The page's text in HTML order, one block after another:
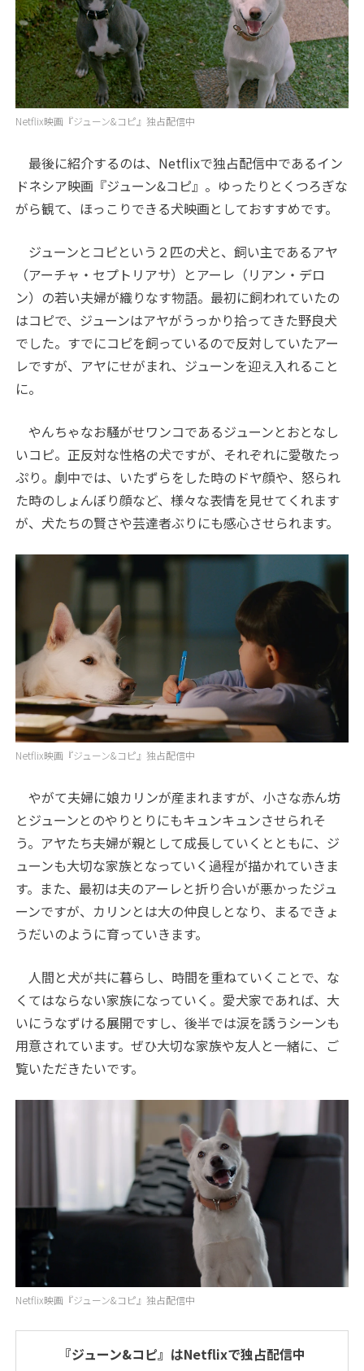
Netflix映画『ジューン&コピ』独占配信中
最後に紹介するのは、Netflixで独占配信中であるイン
ドネシア映画『ジューン&コピ』。ゆったりとくつろぎな
がら観て、ほっこりできる犬映画としておすすめです。
ジューンとコピという２匹の犬と、飼い主であるアヤ
（アーチャ・セプトリアサ）とアーレ（リアン・デロ
ン）の若い夫婦が織りなす物語。最初に飼われていたの
はコピで、ジューンはアヤがうっかり拾ってきた野良犬
でした。すでにコピを飼っているので反対していたアー
レですが、アヤにせがまれ、ジューンを迎え入れること
に。
やんちゃなお騒がせワンコであるジューンとおとなし
いコピ。正反対な性格の犬ですが、それぞれに愛敬たっ
ぷり。劇中では、いたずらをした時のドヤ顔や、怒られ
た時のしょんぼり顔など、様々な表情を見せてくれます
が、犬たちの賢さや芸達者ぶりにも感心させられます。
Netflix映画『ジューン&コピ』独占配信中
やがて夫婦に娘カリンが産まれますが、小さな赤ん坊
とジューンとのやりとりにもキュンキュンさせられそ
う。アヤたち夫婦が親として成長していくとともに、ジ
ューンも大切な家族となっていく過程が描かれていきま
す。また、最初は夫のアーレと折り合いが悪かったジュ
ーンですが、カリンとは大の仲良しとなり、まるできょ
うだいのように育っていきます。
人間と犬が共に暮らし、時間を重ねていくことで、な
くてはならない家族になっていく。愛犬家であれば、大
いにうなずける展開ですし、後半では涙を誘うシーンも
用意されています。ぜひ大切な家族や友人と一緒に、ご
覧いただきたいです。
Netflix映画『ジューン&コピ』独占配信中
『ジューン&コピ』はNetflixで独占配信中